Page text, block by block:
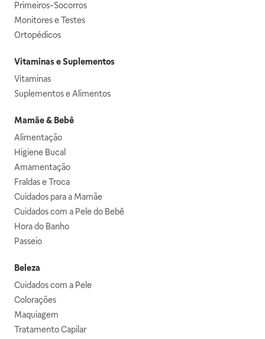
Primeiros-Socorros
Monitores e Testes
Ortopédicos
Vitaminas e Suplementos
Vitaminas
Suplementos e Alimentos
Mamãe & Bebê
Alimentação
Higiene Bucal
Amamentação
Fraldas e Troca
Cuidados para a Mamãe
Cuidados com a Pele do Bebê
Hora do Banho
Passeio
Beleza
Cuidados com a Pele
Colorações
Maquiagem
Tratamento Capilar